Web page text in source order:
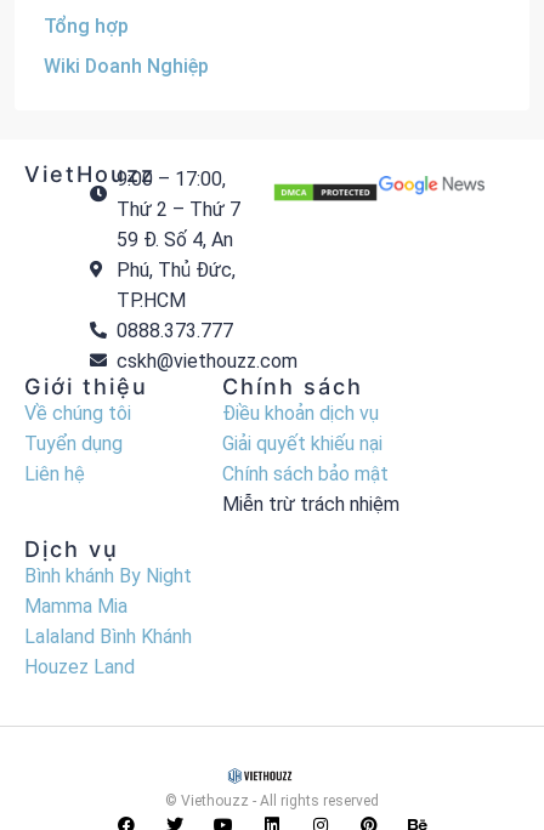
Tổng hợp
Wiki Doanh Nghiệp
VietHouzz9:00 – 17:00,
Thứ 2 – Thứ 7
59 Đ. Số 4, An
Phú, Thủ Đức,
TP.HCM
0888.373.777
cskh@viethouzz.com
Giới thiệu
Về chúng tôi
Tuyển dụng
Liên hệ
Chính sách
Điều khoản dịch vụ
Giải quyết khiếu nại
Chính sách bảo mật
Miễn trừ trách nhiệm
Dịch vụ
Bình khánh By Night
Mamma Mia
Lalaland Bình Khánh
Houzez Land
© Viethouzz - All rights reserved